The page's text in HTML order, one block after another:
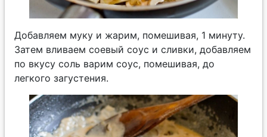
Добавляем муку и жарим, помешивая, 1 минуту.
Затем вливаем соевый соус и сливки, добавляем
по вкусу соль варим соус, помешивая, до
легкого загустения.